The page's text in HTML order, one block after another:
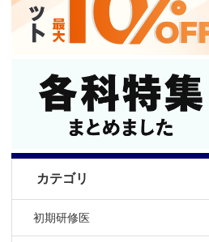
カテゴリ
初期研修医